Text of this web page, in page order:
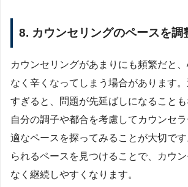
8. カウンセリングのペースを調
カウンセリングがあまりにも頻繁だと
なく辛くなってしまう場合があります
すぎると、問題が先延ばしになることも
自分の調子や都合を考慮してカウンセ
適なペースを探ってみることが大切で
られるペースを見つけることで、カウ
なく継続しやすくなります。